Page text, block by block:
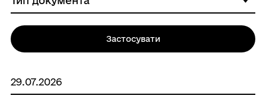
29.07.2026
Застосувати